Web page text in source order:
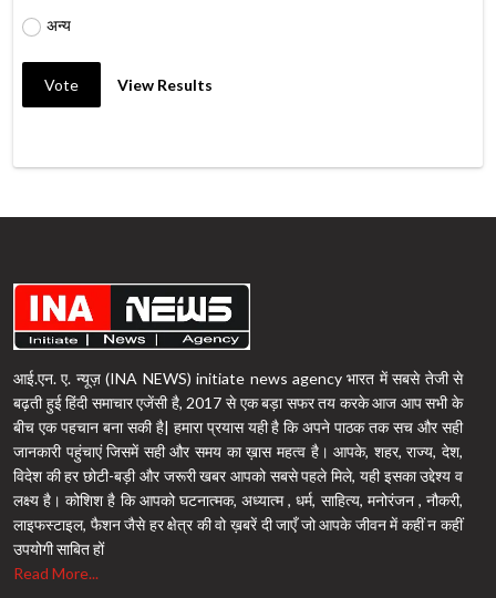
अन्य
Vote View Results
आई.एन. ए. न्यूज़ (INA NEWS) initiate news agency भारत में सबसे तेजी से
बढ़ती हुई हिंदी समाचार एजेंसी है, 2017 से एक बड़ा सफर तय करके आज आप सभी के
बीच एक पहचान बना सकी है| हमारा प्रयास यही है कि अपने पाठक तक सच और सही
जानकारी पहुंचाएं जिसमें सही और समय का ख़ास महत्व है। आपके, शहर, राज्य, देश,
विदेश की हर छोटी-बड़ी और जरूरी खबर आपको सबसे पहले मिले, यही इसका उद्देश्य व
लक्ष्य है। कोशिश है कि आपको घटनात्मक, अध्यात्म , धर्म, साहित्य, मनोरंजन , नौकरी,
लाइफस्टाइल, फैशन जैसे हर क्षेत्र की वो ख़बरें दी जाएँ जो आपके जीवन में कहीं न कहीं
उपयोगी साबित हों
Read More...